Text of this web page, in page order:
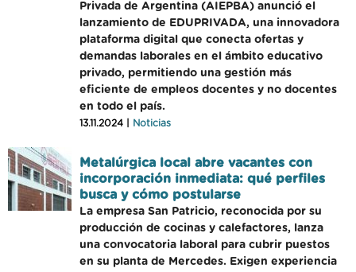
Privada de Argentina (AIEPBA) anunció el
lanzamiento de EDUPRIVADA, una innovadora
plataforma digital que conecta ofertas y
demandas laborales en el ámbito educativo
privado, permitiendo una gestión más
eficiente de empleos docentes y no docentes
en todo el país.
13.11.2024 | Noticias
Metalúrgica local abre vacantes con
incorporación inmediata: qué perfiles
busca y cómo postularse
La empresa San Patricio, reconocida por su
producción de cocinas y calefactores, lanza
una convocatoria laboral para cubrir puestos
en su planta de Mercedes. Exigen experiencia